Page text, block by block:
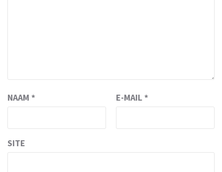
NAAM * E-MAIL *
SITE